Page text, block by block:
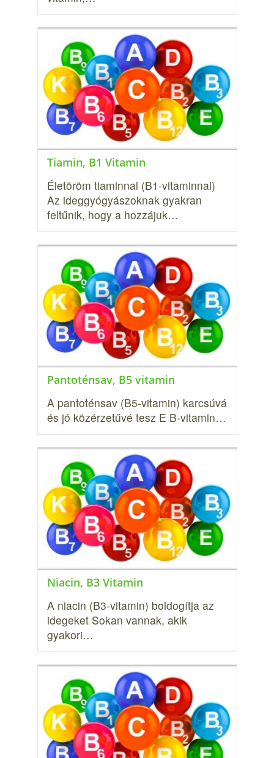
Tiamin, B1 Vitamin
Életöröm tiaminnal (B1-vitaminnal)
Az ideggyógyászoknak gyakran
feltűnik, hogy a hozzájuk…
Pantoténsav, B5 vitamin
A pantoténsav (B5-vitamin) karcsúvá
és jó közérzetűvé tesz E B-vitamin…
Niacin, B3 Vitamin
A niacin (B3-vitamin) boldogítja az
idegeket Sokan vannak, akik
gyakori…